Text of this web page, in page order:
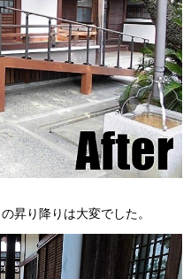
昇り降りは大変でした。